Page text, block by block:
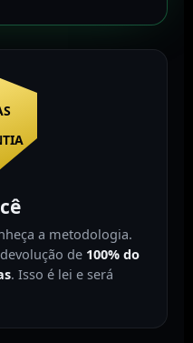
a metodologia.
de 100% do
. Isso é lei e será